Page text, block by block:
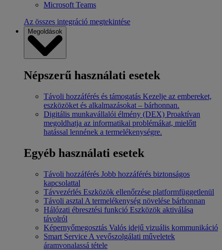
Microsoft Teams
Az összes integráció megtekintése
Megoldások
Népszerű használati esetek
Távoli hozzáférés és támogatás Kezelje az embereket,
eszközöket és alkalmazásokat – bárhonnan.
Digitális munkavállalói élmény (DEX) Proaktívan
megoldhatja az informatikai problémákat, mielőtt
hatással lennének a termelékenységre.
Egyéb használati esetek
Távoli hozzáférés Jobb hozzáférés biztonságos
kapcsolattal
Távvezérlés Eszközök ellenőrzése platformfüggetlenül
Távoli asztal A termelékenység növelése bárhonnan
Hálózati ébresztési funkció Eszközök aktiválása
távolról
Képernyőmegosztás Valós idejű vizuális kommunikáció
Smart Service A vevőszolgálati műveletek
áramvonalassá tétele